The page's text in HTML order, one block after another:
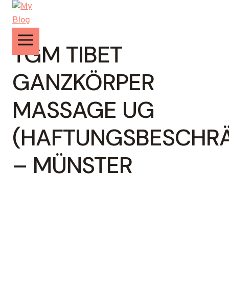
Zum
Inhalt
springen
TGM TIBET
GANZKÖRPER
MASSAGE UG
– MÜNSTER